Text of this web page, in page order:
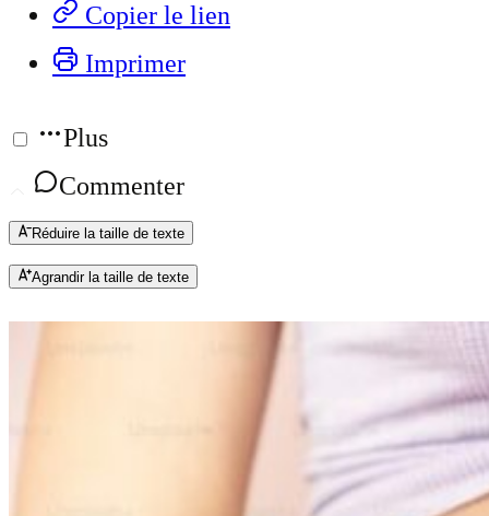
Copier le lien
Imprimer
Plus
Commenter
Réduire la taille de texte
Agrandir la taille de texte